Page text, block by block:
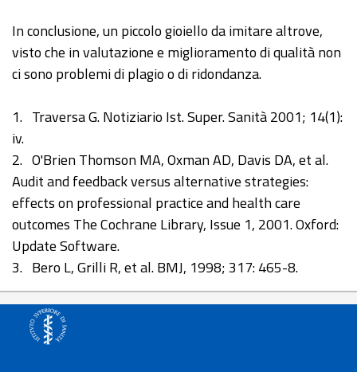
In conclusione, un piccolo gioiello da imitare altrove,
visto che in valutazione e miglioramento di qualità non
ci sono problemi di plagio o di ridondanza.
1. Traversa G. Notiziario Ist. Super. Sanità 2001; 14(1):
iv.
2. O'Brien Thomson MA, Oxman AD, Davis DA, et al.
Audit and feedback versus alternative strategies:
effects on professional practice and health care
outcomes The Cochrane Library, Issue 1, 2001. Oxford:
Update Software.
3. Bero L, Grilli R, et al. BMJ, 1998; 317: 465-8.